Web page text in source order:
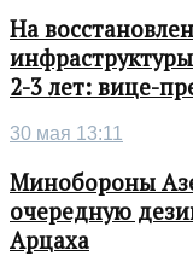
На
2-3 лет: вице-
30 мая 13:11
Минобороны
очередную
Арцаха